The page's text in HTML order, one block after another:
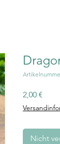
2,00 €
Nicht